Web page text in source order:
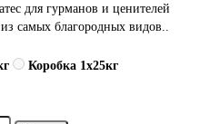
для гурманов и ценителей
самых благородных видов..
Коробка 1x25кг